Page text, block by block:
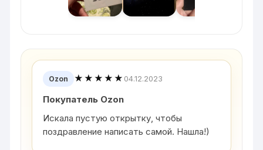
Ozon ★★★★★ 04.12.2023
Покупатель Ozon
Искала пустую открытку, чтобы
поздравление написать самой. Нашла!)